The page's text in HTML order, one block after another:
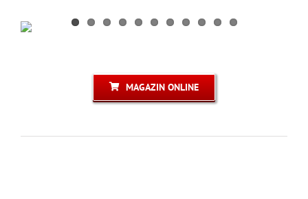
MAGAZIN ONLINE